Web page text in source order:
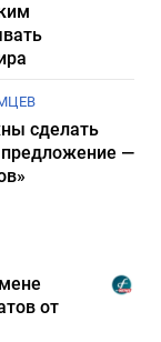
сделать
—